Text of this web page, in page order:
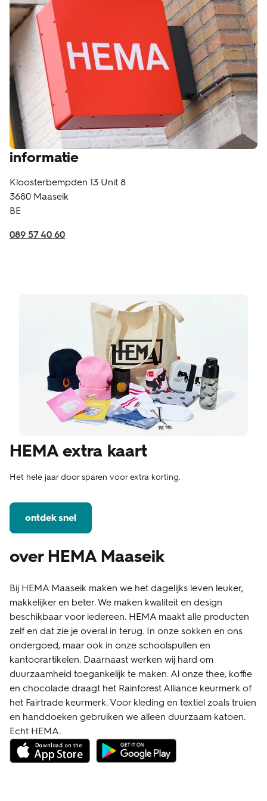
informatie
Kloosterbempden 13 Unit 8
3680 Maaseik
BE
089 57 40 60
HEMA extra kaart
Het hele jaar door sparen voor extra korting.
ontdek snel
over HEMA Maaseik
Bij HEMA Maaseik maken we het dagelijks leven leuker,
makkelijker en beter. We maken kwaliteit en design
beschikbaar voor iedereen. HEMA maakt alle producten
zelf en dat zie je overal in terug. In onze sokken en ons
ondergoed, maar ook in onze schoolspullen en
kantoorartikelen. Daarnaast werken wij hard om
duurzaamheid toegankelijk te maken. Al onze thee, koffie
en chocolade draagt het Rainforest Alliance keurmerk of
het Fairtrade keurmerk. Voor kleding en textiel zoals truien
en handdoeken gebruiken we alleen duurzaam katoen.
Echt HEMA.